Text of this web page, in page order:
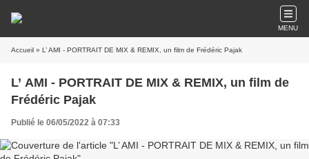
MENU
Accueil » L’ AMI - PORTRAIT DE MIX & REMIX, un film de Frédéric Pajak
L’ AMI - PORTRAIT DE MIX & REMIX, un film de
Frédéric Pajak
Publié le 06/05/2022 à 07:33